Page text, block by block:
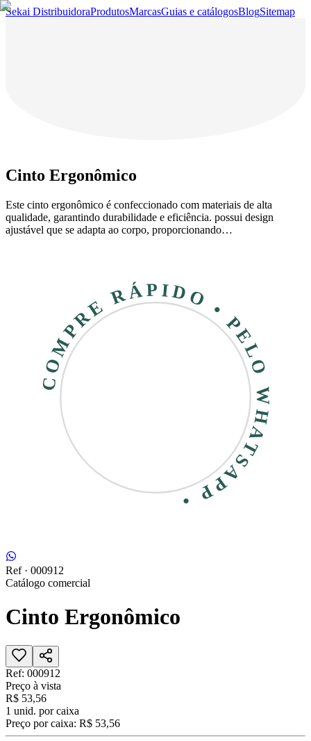
Sekai DistribuidoraProdutosMarcasGuias e catálogosBlogSitemap
Cinto Ergonômico
Este cinto ergonômico é confeccionado com materiais de alta
qualidade, garantindo durabilidade e eficiência. possui design
ajustável que se adapta ao corpo, proporcionando…
COMPRE RÁPIDO • PELO WHATSAPP •
Ref · 000912
Catálogo comercial
Cinto Ergonômico
Ref: 000912
Preço à vista
R$ 53,56
1 unid. por caixa
Preço por caixa: R$ 53,56